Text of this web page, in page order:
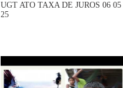
UGT ATO TAXA DE JUROS 06 05
25